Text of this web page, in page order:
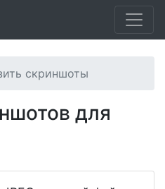
скриншоты
для